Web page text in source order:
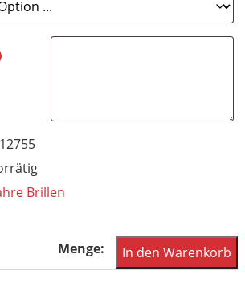
12755
Brillen
Antikbrille
Golddoublé
In den Warenkorb